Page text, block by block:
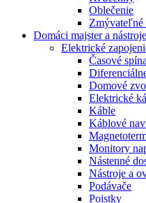
Oblečenie
Zmývateľné
Domáci majster a nástroje
Elektrické
Časové
Domové
Elektrické
Káble
Káblové
Monitory
Nástenné
Nástroje a
Podávače
Poistky